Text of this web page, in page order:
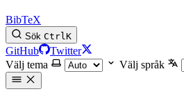
BibTeX
Sök CtrlK
GitHub
Twitter
Välj tema
Välj språk